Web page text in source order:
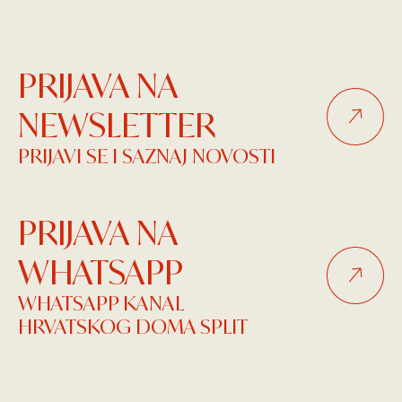
PRIJAVA NA
NEWSLETTER
PRIJAVI SE I SAZNAJ NOVOSTI
PRIJAVA NA
WHATSAPP
WHATSAPP KANAL
HRVATSKOG DOMA SPLIT